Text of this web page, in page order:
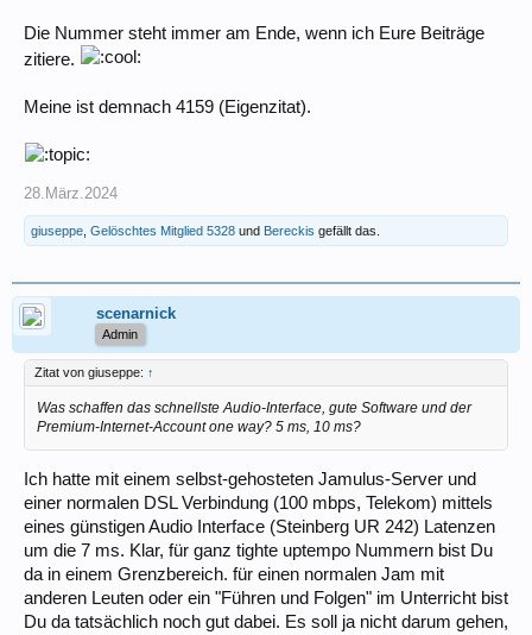
Die Nummer steht immer am Ende, wenn ich Eure Beiträge
zitiere.
Meine ist demnach 4159 (Eigenzitat).
28.März.2024
giuseppe Gelöschtes Mitglied 5328 und Bereckis gefällt das.
scenarnick
Admin
Zitat von giuseppe: ↑
Was schaffen das schnellste Audio-Interface, gute Software und der
Premium-Internet-Account one way? 5 ms, 10 ms?
Ich hatte mit einem selbst-gehosteten Jamulus-Server und
einer normalen DSL Verbindung (100 mbps, Telekom) mittels
eines günstigen Audio Interface (Steinberg UR 242) Latenzen
um die 7 ms. Klar, für ganz tighte uptempo Nummern bist Du
da in einem Grenzbereich. für einen normalen Jam mit
anderen Leuten oder ein "Führen und Folgen" im Unterricht bist
Du da tatsächlich noch gut dabei. Es soll ja nicht darum gehen,